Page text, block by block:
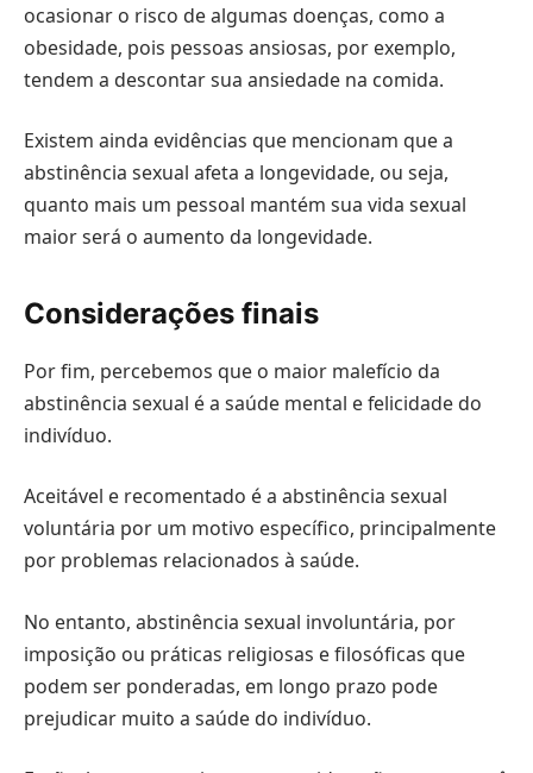
ocasionar o risco de algumas doenças, como a
obesidade, pois pessoas ansiosas, por exemplo,
tendem a descontar sua ansiedade na comida.
Existem ainda evidências que mencionam que a
abstinência sexual afeta a longevidade, ou seja,
quanto mais um pessoal mantém sua vida sexual
maior será o aumento da longevidade.
Considerações finais
Por fim, percebemos que o maior malefício da
abstinência sexual é a saúde mental e felicidade do
indivíduo.
Aceitável e recomentado é a abstinência sexual
voluntária por um motivo específico, principalmente
por problemas relacionados à saúde.
No entanto, abstinência sexual involuntária, por
imposição ou práticas religiosas e filosóficas que
podem ser ponderadas, em longo prazo pode
prejudicar muito a saúde do indivíduo.